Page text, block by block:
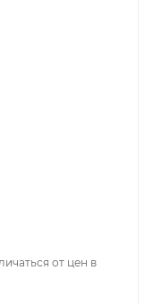
от цен в